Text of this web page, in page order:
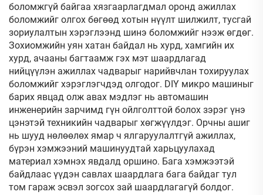
боломжгүй байгаа хязгаарлагдмал оронд ажиллах
боломжийг олгох бөгөөд хотын нүүлт шилжилт, тусгай
зориулалтын хэрэглээнд шинэ боломжийг нээж өгдөг.
Зохиомжийн уян хатан байдал нь хурд, хамгийн их
хурд, ачааны багтаамж гэх мэт шаардлагад
нийцүүлэн ажиллах чадварыг нарийвчлан тохируулах
боломжийг хэрэглэгчдэд олгодог. DIY микро машиныг
барих явцад олж авах мэдлэг нь автомашин
инженерийн зарчимд гүн ойлголттой болох зэрэг үнэ
цэнэтэй техникийн чадварыг хөгжүүлдэг. Орчны ашиг
нь шууд нөлөөлөх ямар ч ялгаруулалтгүй ажиллах,
бүрэн хэмжээний машинуудтай харьцуулахад
материал хэмнэх явдалд оршино. Бага хэмжээтэй
байдлаас үүдэн савлах шаардлага бага байдаг тул
том гараж эсвэл зогсох зай шаардлагагүй болдог.